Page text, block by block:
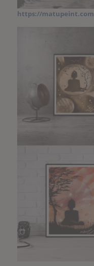
https://matupeint.com